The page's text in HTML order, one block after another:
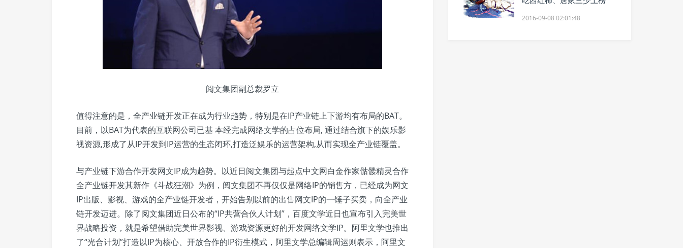
阅文集团副总裁罗立
值得注意的是，全产业链开发正在成为行业趋势，特别是在IP产业链上下游均有布局的BAT。
目前，以BAT为代表的互联网公司已基 本经完成网络文学的占位布局, 通过结合旗下的娱乐影
视资源,形成了从IP开发到IP运营的生态闭环,打造泛娱乐的运营架构,从而实现全产业链覆盖。
与产业链下游合作开发网文IP成为趋势。以近日阅文集团与起点中文网白金作家骷髅精灵合作
全产业链开发其新作《斗战狂潮》为例，阅文集团不再仅仅是网络IP的销售方，已经成为网文
IP出版、影视、游戏的全产业链开发者，开始告别以前的出售网文IP的一锤子买卖，向全产业
链开发迈进。除了阅文集团近日公布的“IP共营合伙人计划”，百度文学近日也宣布引入完美世
界战略投资，就是希望借助完美世界影视、游戏资源更好的开发网络文学IP。阿里文学也推出
了“光合计划”打造以IP为核心、开放合作的IP衍生模式，阿里文学总编辑周运则表示，阿里文
2016-09-08 02:01:48